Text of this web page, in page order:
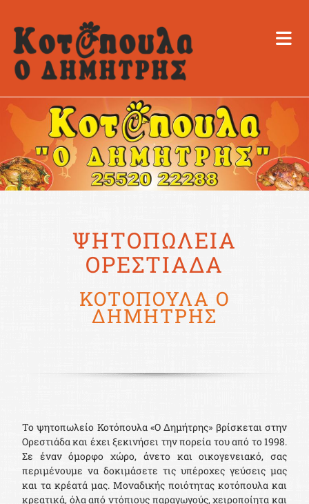
ΨΗΤΟΠΩΛΕΙΑ
ΟΡΕΣΤΙΑΔΑ
ΚΟΤΟΠΟΥΛΑ Ο
ΔΗΜΗΤΡΗΣ
Το ψητοπωλείο Κοτόπουλα «Ο Δημήτρης» βρίσκεται στην
Ορεστιάδα και έχει ξεκινήσει την πορεία του από το 1998.
Σε έναν όμορφο χώρο, άνετο και οικογενειακό, σας
περιμένουμε να δοκιμάσετε τις υπέροχες γεύσεις μας
και τα κρέατά μας. Μοναδικής ποιότητας κοτόπουλα και
κρεατικά, όλα από ντόπιους παραγωγούς, χειροποίητα και